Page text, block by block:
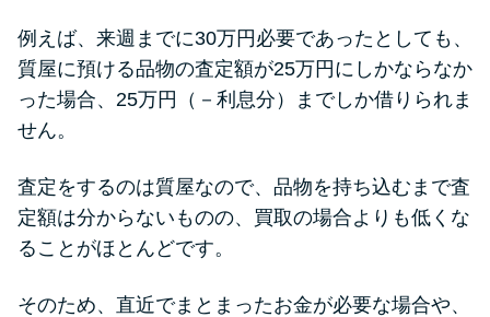
例えば、来週までに30万円必要であったとしても、
質屋に預ける品物の査定額が25万円にしかならなか
った場合、25万円（－利息分）までしか借りられま
せん。
査定をするのは質屋なので、品物を持ち込むまで査
定額は分からないものの、買取の場合よりも低くな
ることがほとんどです。
そのため、直近でまとまったお金が必要な場合や、